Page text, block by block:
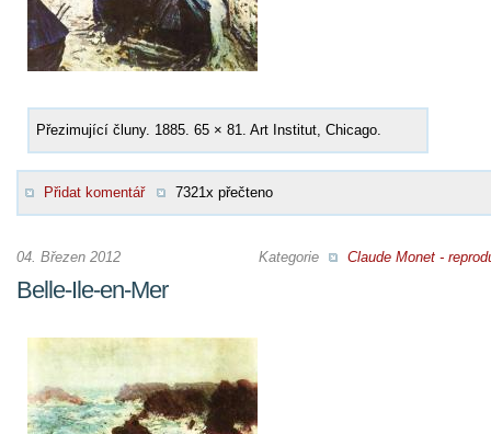
Přezimující čluny. 1885. 65 × 81. Art Institut, Chicago.
Přidat komentář 7321x přečteno
Kategorie Claude Monet -
04. Březen 2012
Belle-Ile-en-Mer